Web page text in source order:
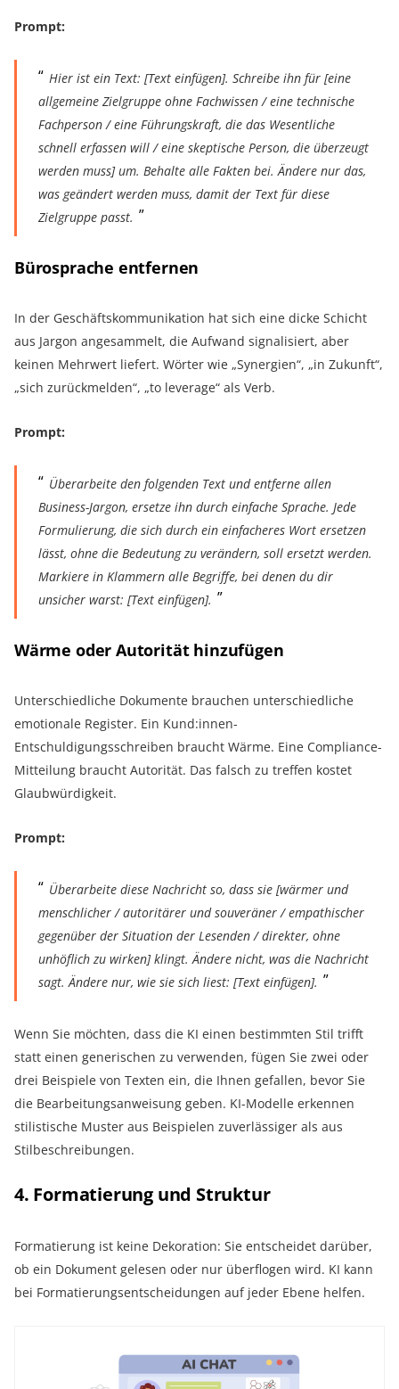
Prompt:
Hier ist ein Text: [Text einfügen]. Schreibe ihn für [eine
allgemeine Zielgruppe ohne Fachwissen / eine technische
Fachperson / eine Führungskraft, die das Wesentliche
schnell erfassen will / eine skeptische Person, die überzeugt
werden muss] um. Behalte alle Fakten bei. Ändere nur das,
was geändert werden muss, damit der Text für diese
Zielgruppe passt.
Bürosprache entfernen
In der Geschäftskommunikation hat sich eine dicke Schicht
aus Jargon angesammelt, die Aufwand signalisiert, aber
keinen Mehrwert liefert. Wörter wie „Synergien“, „in Zukunft“,
„sich zurückmelden“, „to leverage“ als Verb.
Prompt:
Überarbeite den folgenden Text und entferne allen
Business-Jargon, ersetze ihn durch einfache Sprache. Jede
Formulierung, die sich durch ein einfacheres Wort ersetzen
lässt, ohne die Bedeutung zu verändern, soll ersetzt werden.
Markiere in Klammern alle Begriffe, bei denen du dir
unsicher warst: [Text einfügen].
Wärme oder Autorität hinzufügen
Unterschiedliche Dokumente brauchen unterschiedliche
emotionale Register. Ein Kund:innen-
Entschuldigungsschreiben braucht Wärme. Eine Compliance-
Mitteilung braucht Autorität. Das falsch zu treffen kostet
Glaubwürdigkeit.
Prompt:
Überarbeite diese Nachricht so, dass sie [wärmer und
menschlicher / autoritärer und souveräner / empathischer
gegenüber der Situation der Lesenden / direkter, ohne
unhöflich zu wirken] klingt. Ändere nicht, was die Nachricht
sagt. Ändere nur, wie sie sich liest: [Text einfügen].
Wenn Sie möchten, dass die KI einen bestimmten Stil trifft
statt einen generischen zu verwenden, fügen Sie zwei oder
drei Beispiele von Texten ein, die Ihnen gefallen, bevor Sie
die Bearbeitungsanweisung geben. KI-Modelle erkennen
stilistische Muster aus Beispielen zuverlässiger als aus
Stilbeschreibungen.
4. Formatierung und Struktur
Formatierung ist keine Dekoration: Sie entscheidet darüber,
ob ein Dokument gelesen oder nur überflogen wird. KI kann
bei Formatierungsentscheidungen auf jeder Ebene helfen.